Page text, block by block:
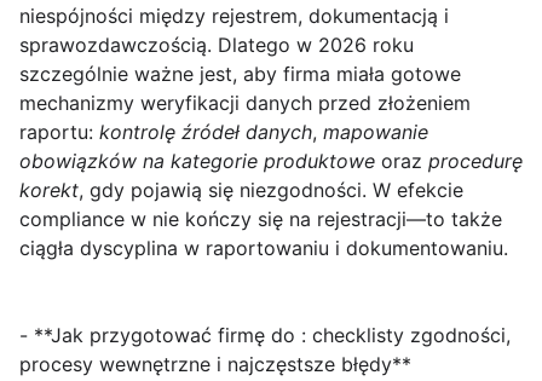
niespójności między rejestrem, dokumentacją i
sprawozdawczością. Dlatego w 2026 roku
szczególnie ważne jest, aby firma miała gotowe
mechanizmy weryfikacji danych przed złożeniem
raportu: kontrolę źródeł danych, mapowanie
obowiązków na kategorie produktowe oraz procedurę
korekt, gdy pojawią się niezgodności. W efekcie
compliance w nie kończy się na rejestracji—to także
ciągła dyscyplina w raportowaniu i dokumentowaniu.
- **Jak przygotować firmę do : checklisty zgodności,
procesy wewnętrzne i najczęstsze błędy**